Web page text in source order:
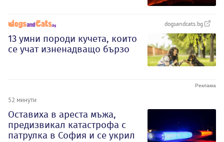
dogsandcats.bg
13 умни породи кучета, които
се учат изненадващо бързо
52 минути
Оставиха в ареста мъжа,
предизвикал катастрофа с
патрулка в София и се укрил